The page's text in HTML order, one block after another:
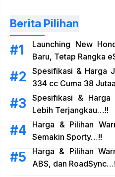
Berita Pilihan
Launching New
Baru, Tetap Rangka
Spesifikasi & Harga
334 cc Cuma 38
Spesifikasi & Harga
Lebih Terjangkau…!!
Harga & Pilihan
Semakin Sporty…!!
Harga & Pilihan
ABS, dan